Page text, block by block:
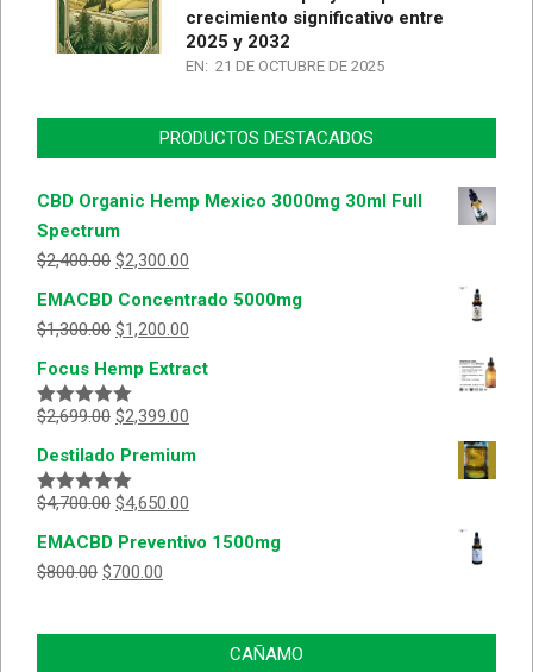
crecimiento significativo entre
2025 y 2032
EN: 21 DE OCTUBRE DE 2025
PRODUCTOS DESTACADOS
CBD Organic Hemp Mexico 3000mg 30ml Full
Spectrum
$2,400.00 $2,300.00
EMACBD Concentrado 5000mg
$1,300.00 $1,200.00
Focus Hemp Extract
Valorado
5
$2,699.00 $2,399.00
Destilado Premium
Valorado
5
$4,700.00 $4,650.00
EMACBD Preventivo 1500mg
$800.00 $700.00
CAÑAMO